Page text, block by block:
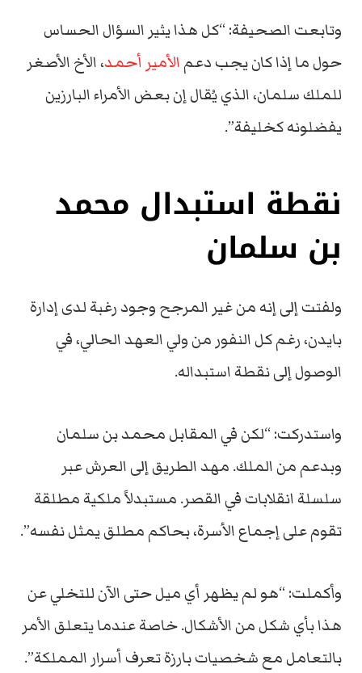
وتابعت الصحيفة: “كل هذا يثير السؤال الحساس
حول ما إذا كان يجب دعمالأمير أحمد، الأخ الأصغر
للملك سلمان، الذي يُقال إن بعض الأمراء البارزين
يفضلونه كخليفة”.
نقطة استبدال محمد
بن سلمان
ولفتت إلى إنه من غير المرجح وجود رغبة لدى إدارة
بايدن، رغم كل النفور من ولي العهد الحالي، في
الوصول إلى نقطة استبداله.
واستدركت: “لكن في المقابل محمد بن سلمان
وبدعم من الملك. مهد الطريق إلى العرش عبر
سلسلة انقلابات في القصر. مستبدلاً ملكية مطلقة
تقوم على إجماع الأسرة، بحاكم مطلق يمثل نفسه”.
وأكملت: “هو لم يظهر أي ميل حتى الآن للتخلي عن
هذا بأي شكل من الأشكال. خاصة عندما يتعلق الأمر
بالتعامل مع شخصيات بارزة تعرف أسرار المملكة”.